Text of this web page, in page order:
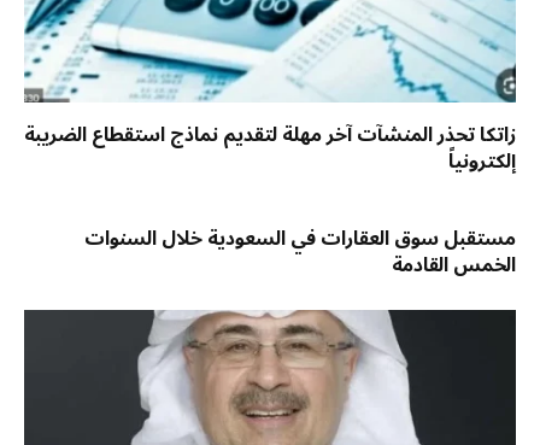
زاتكا تحذر المنشآت آخر مهلة لتقديم نماذج استقطاع الضريبة
إلكترونياً
مستقبل سوق العقارات في السعودية خلال السنوات
الخمس القادمة